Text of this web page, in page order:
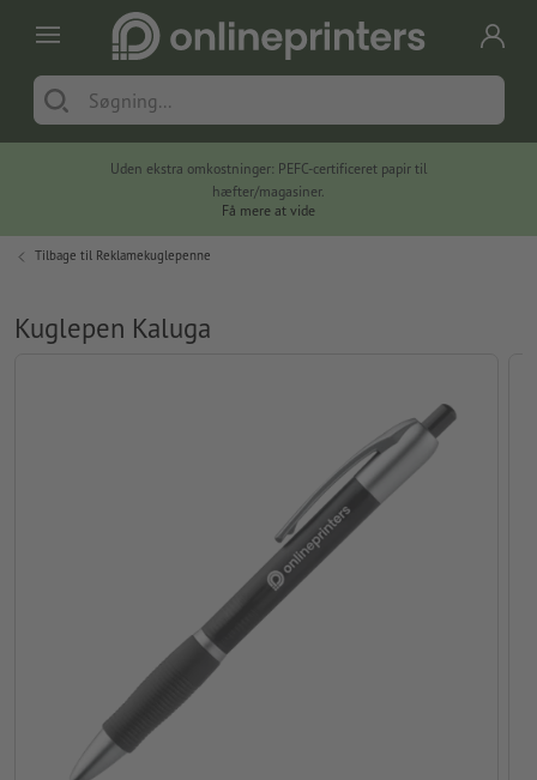
Uden ekstra omkostninger: PEFC-certificeret papir til
hæfter/magasiner.
Få mere at vide
Tilbage til Reklamekuglepenne
Kuglepen Kaluga